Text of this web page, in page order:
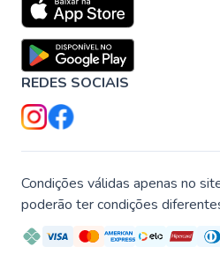
REDES SOCIAIS
Condições válidas apenas no
poderão ter condições